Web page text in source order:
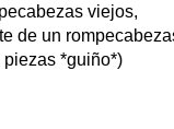
viejos,
de un
*guiño*)